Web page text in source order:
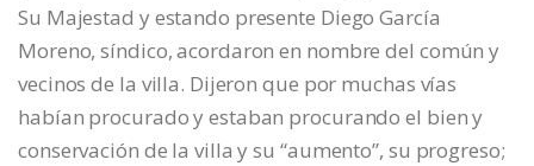
Su Majestad y estando presente Diego García
Moreno, síndico, acordaron en nombre del común y
vecinos de la villa. Dijeron que por muchas vías
habían procurado y estaban procurando el bien y
conservación de la villa y su “aumento”, su progreso;